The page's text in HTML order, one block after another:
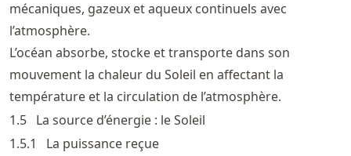
mécaniques, gazeux et aqueux continuels avec
l’atmosphère.
L’océan absorbe, stocke et transporte dans son
mouvement la chaleur du Soleil en affectant la
température et la circulation de l’atmosphère.
1.5 La source d’énergie : le Soleil
1.5.1
La puissance reçue